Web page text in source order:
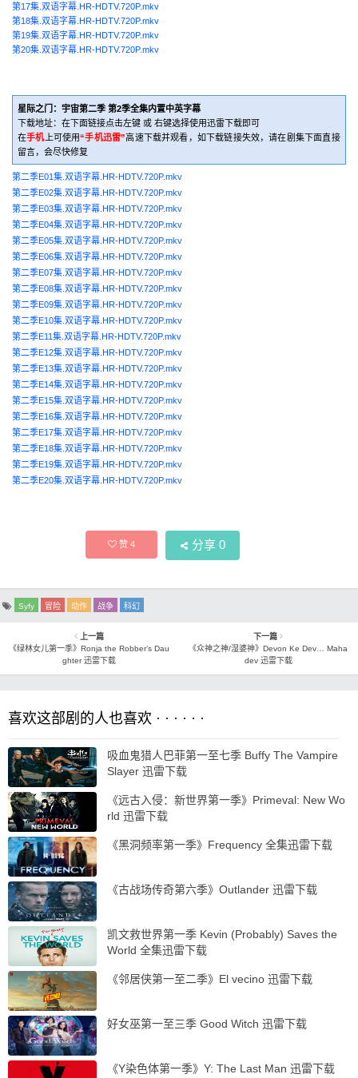
第17集.双语字幕.HR-HDTV.720P.mkv
第18集.双语字幕.HR-HDTV.720P.mkv
第19集.双语字幕.HR-HDTV.720P.mkv
第20集.双语字幕.HR-HDTV.720P.mkv
星际之门：宇宙第二季 第2季全集内置中英字幕
下载地址：在下面链接点击左键 或 右键选择使用迅雷下载即可
在手机上可使用“手机迅雷”高速下载并观看，如下载链接失效，请在剧集下面直接
留言，会尽快修复
第二季E01集.双语字幕.HR-HDTV.720P.mkv
第二季E02集.双语字幕.HR-HDTV.720P.mkv
第二季E03集.双语字幕.HR-HDTV.720P.mkv
第二季E04集.双语字幕.HR-HDTV.720P.mkv
第二季E05集.双语字幕.HR-HDTV.720P.mkv
第二季E06集.双语字幕.HR-HDTV.720P.mkv
第二季E07集.双语字幕.HR-HDTV.720P.mkv
第二季E08集.双语字幕.HR-HDTV.720P.mkv
第二季E09集.双语字幕.HR-HDTV.720P.mkv
第二季E10集.双语字幕.HR-HDTV.720P.mkv
第二季E11集.双语字幕.HR-HDTV.720P.mkv
第二季E12集.双语字幕.HR-HDTV.720P.mkv
第二季E13集.双语字幕.HR-HDTV.720P.mkv
第二季E14集.双语字幕.HR-HDTV.720P.mkv
第二季E15集.双语字幕.HR-HDTV.720P.mkv
第二季E16集.双语字幕.HR-HDTV.720P.mkv
第二季E17集.双语字幕.HR-HDTV.720P.mkv
第二季E18集.双语字幕.HR-HDTV.720P.mkv
第二季E19集.双语字幕.HR-HDTV.720P.mkv
第二季E20集.双语字幕.HR-HDTV.720P.mkv
赞4 分享 0
Syfy 冒险 动作 战争 科幻
上一篇
《绿林女儿第一季》Ronja the Robber’s Dau
ghter 迅雷下载
下一篇
《众神之神/湿婆神》Devon Ke Dev… Maha
dev 迅雷下载
喜欢这部剧的人也喜欢 · · · · · ·
吸血鬼猎人巴菲第一至七季 Buffy The Vampire
Slayer 迅雷下载
《远古入侵：新世界第一季》Primeval: New Wo
rld 迅雷下载
《黑洞频率第一季》Frequency 全集迅雷下载
《古战场传奇第六季》Outlander 迅雷下载
凯文救世界第一季 Kevin (Probably) Saves the
World 全集迅雷下载
《邻居侠第一至二季》El vecino 迅雷下载
好女巫第一至三季 Good Witch 迅雷下载
《Y染色体第一季》Y: The Last Man 迅雷下载